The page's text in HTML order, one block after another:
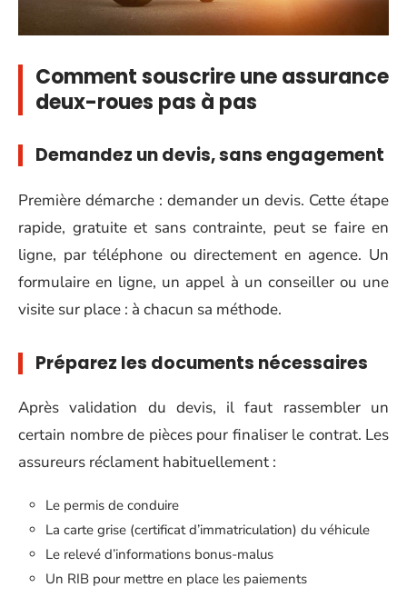
Comment souscrire une assurance
deux-roues pas à pas
Demandez un devis, sans engagement
Première démarche : demander un devis. Cette étape
rapide, gratuite et sans contrainte, peut se faire en
ligne, par téléphone ou directement en agence. Un
formulaire en ligne, un appel à un conseiller ou une
visite sur place : à chacun sa méthode.
Préparez les documents nécessaires
Après validation du devis, il faut rassembler un
certain nombre de pièces pour finaliser le contrat. Les
assureurs réclament habituellement :
Le permis de conduire
La carte grise (certificat d’immatriculation) du véhicule
Le relevé d’informations bonus-malus
Un RIB pour mettre en place les paiements